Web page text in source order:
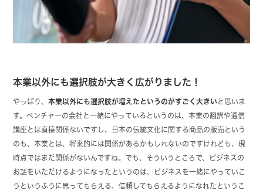
本業以外にも選択肢が大きく広がりました！
やっぱり、本業以外にも選択肢が増えたというのがすごく大きいと思いま
す。ベンチャーの会社と一緒にやっているというのは、本業の翻訳や通信
講座とは直接関係ないですし、日本の伝統文化に関する商品の販売という
のも、本業とは、将来的には関係があるかもしれないのですけれども、現
時点ではまだ関係がないんですね。でも、そういうところで、ビジネスの
お話をいただけるようになったというのは、ビジネスを一緒にやっていこ
うというふうに思ってもらえる、信頼してもらえるようになれたというこ